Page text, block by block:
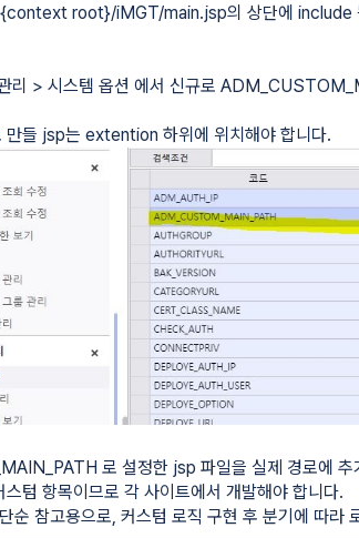
.
수 있습니다.
다.
한 설정 정보만 활성화합니다.
기능 추가
root}/iMGT/main.jsp의 상단에 include
리 > 시스템 옵션 에서 신규로
들 jsp는 extention 하위에 위치해야 합니다.
로 설정한 jsp 파일을 실제 경로에 추
텀 항목이므로 각 사이트에서 개발해야 합니다.
순 참고용으로, 커스텀 로직 구현 후 분기에 따라